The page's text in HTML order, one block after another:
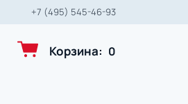
+7 (495) 545-46-93
Корзина: 0